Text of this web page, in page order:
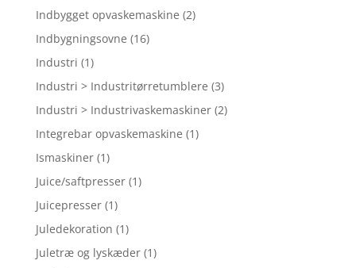
Indbygget opvaskemaskine (2)
Indbygningsovne (16)
Industri (1)
Industri > Industritørretumblere (3)
Industri > Industrivaskemaskiner (2)
Integrebar opvaskemaskine (1)
Ismaskiner (1)
Juice/saftpresser (1)
Juicepresser (1)
Juledekoration (1)
Juletræ og lyskæder (1)